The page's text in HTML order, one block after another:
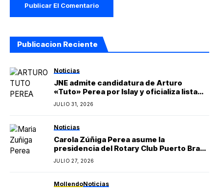
Publicacion Reciente
Noticias
JNE admite candidatura de Arturo
«Tuto» Perea por Islay y oficializa lista
regional de Yo Arequipa encabezada por
Berly Gonzales
JULIO 31, 2026
Noticias
Carola Zúñiga Perea asume la
presidencia del Rotary Club Puerto Bravo
Mollendo y anuncia proyectos sociales
para la provincia de Islay
JULIO 27, 2026
MollendoNoticias